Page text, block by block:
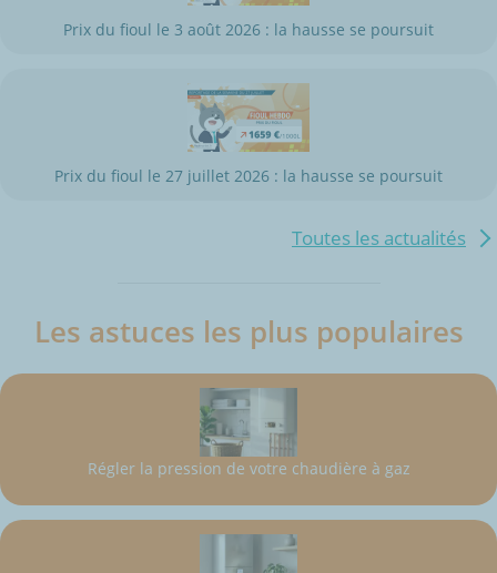
Prix du fioul le 3 août 2026 : la hausse se poursuit
Prix du fioul le 27 juillet 2026 : la hausse se poursuit
Toutes les actualités
Les astuces les plus populaires
Régler la pression de votre chaudière à gaz